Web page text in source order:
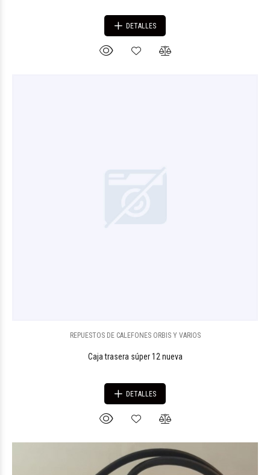
DETALLES
REPUESTOS DE CALEFONES ORBIS Y VARIOS
Caja trasera súper 12 nueva
DETALLES